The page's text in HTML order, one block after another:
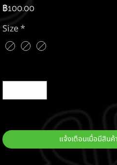
฿100.00
Size*
แจ้งเตือนเมื่อมีสินค้า